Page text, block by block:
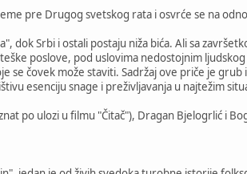
pre Drugog svetskog rata i osvrće se na
dok Srbi i ostali postaju niža bića. Ali sa
poslove, pod uslovima nedostojnim ljudskog
se čovek može staviti. Sadržaj ove priče je grub
esenciju snage i preživljavanja u najtežim
po ulozi u filmu "Čitač"), Dragan Bjelogrlić i